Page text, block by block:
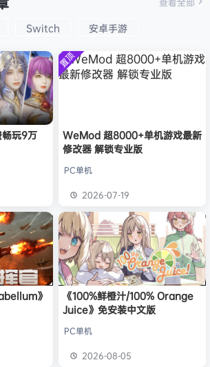
》免安装中文
Dark
拟机
Heart》
版
n Desert
HYPERVI
SOR）免
安装中文
版
Requiem
）免安装
中文版
加入本站 8月3日
签到获取 41 点积分
8月1日
加入本站
7月31日
签到获取 20
签到获取 22
加入本站 7月30日
加入本站 17小时前
28 点积分
加入本站 8月4日
Switch 安卓手游
玩9万
置顶
WeMod 超8000+单机游戏最新
修改器 解锁专业版
PC单机
2026-07-19
》
《100%鲜橙汁/100% Orange
Juice》免安装中文版
PC单机
2026-08-05